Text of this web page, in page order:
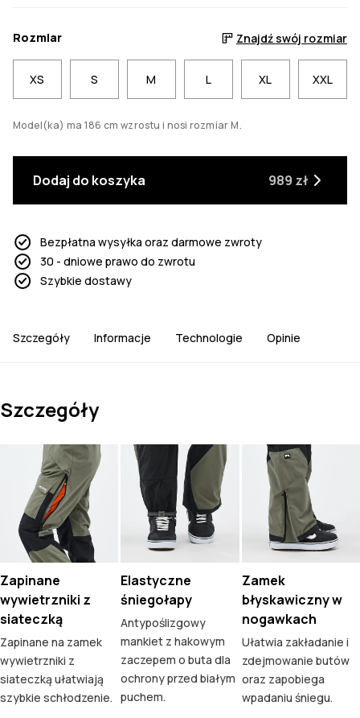
Rozmiar Znajdź swój rozmiar
XS S M L XL XXL
Model(ka) ma 186 cm wzrostu i nosi rozmiar M.
Dodaj do koszyka 989 zł
Bezpłatna wysyłka oraz darmowe zwroty
30 - dniowe prawo do zwrotu
Szybkie dostawy
Szczegóły Informacje Technologie Opinie
Szczegóły
Zapinane
wywietrzniki z
siateczką
Zapinane na zamek
wywietrzniki z
siateczką ułatwiają
szybkie schłodzenie.
Elastyczne
śniegołapy
Antypoślizgowy
mankiet z hakowym
zaczepem o buta dla
ochrony przed białym
puchem.
Zamek
błyskawiczny w
nogawkach
Ułatwia zakładanie i
zdejmowanie butów
oraz zapobiega
wpadaniu śniegu.